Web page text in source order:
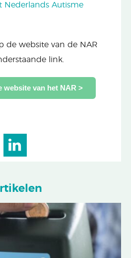
Nederlands Autisme
de website van de NAR
link.
website van het NAR >